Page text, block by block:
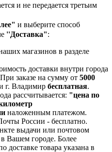
и не передается третьим
и выберите способ
''Доставка":
магазинов в разделе
доставки внутри города
заказе на сумму от 5000
г. Владимир бесплатная.
рассчитывается: "цена по
наложенным платежом.
России - бесплатно.
выдачи или почтовом
Вашем городе. Более
доставке товара указана в